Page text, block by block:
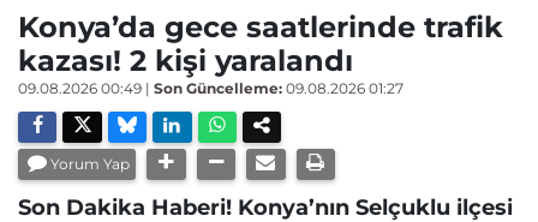
Konya’da gece saatlerinde trafik
kazası! 2 kişi yaralandı
09.08.2026 00:49 | Son Güncelleme: 09.08.2026 01:27
Yorum Yap
Son Dakika Haberi! Konya’nın Selçuklu ilçesi